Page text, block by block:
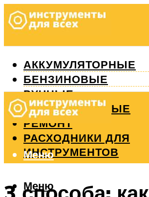
АККУМУЛЯТОРНЫЕ
БЕНЗИНОВЫЕ
РУЧНЫЕ
ИЗМЕРИТЕЛЬНЫЕ
РЕМОНТ
РАСХОДНИКИ ДЛЯ
ИНСТРУМЕНТОВ
Меню
Меню